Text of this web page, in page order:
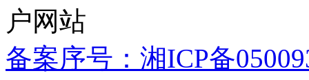
户网站
备案序号：湘ICP备